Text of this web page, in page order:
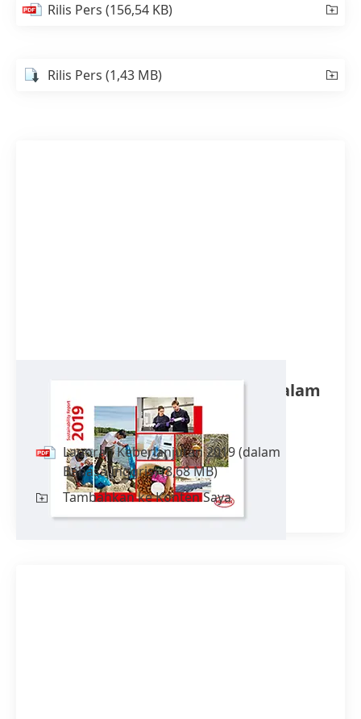
Rilis Pers(156,54 KB)
Rilis Pers(1,43 MB)
(dalam
Bahasa Inggris)
Laporan Keberlanjutan 2019(dalam
Bahasa Inggris)(8,68 MB)
Tambahkan ke Konten Saya